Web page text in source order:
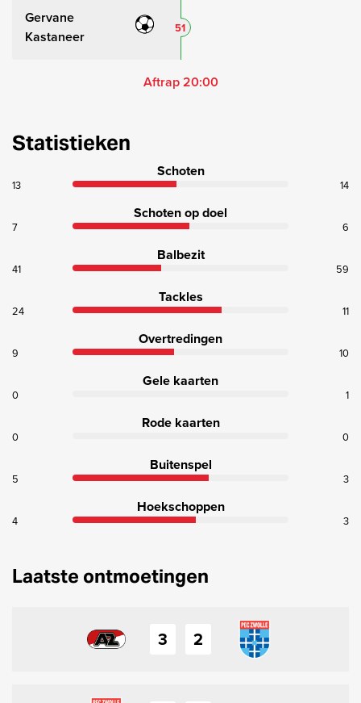
Gervane
Kastaneer
51
Aftrap 20:00
Statistieken
Schoten
13 14
Schoten op doel
7 6
Balbezit
41 59
Tackles
24 11
Overtredingen
9 10
Gele kaarten
0 1
Rode kaarten
0 0
Buitenspel
5 3
Hoekschoppen
4 3
Laatste ontmoetingen
3 2